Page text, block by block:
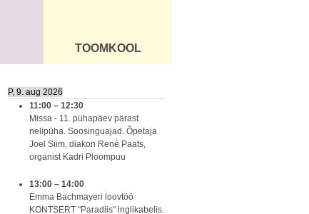
ÜLDINFO
TOOMKOOL
P, 9. aug 2026
11:00 – 12:30
Missa - 11. pühapäev pärast
nelipüha. Soosinguajad. Õpetaja
Joel Siim, diakon Renè Paats,
organist Kadri Ploompuu
13:00 – 14:00
Emma Bachmayeri loovtöö
KONTSERT "Paradiis" inglikabelis.